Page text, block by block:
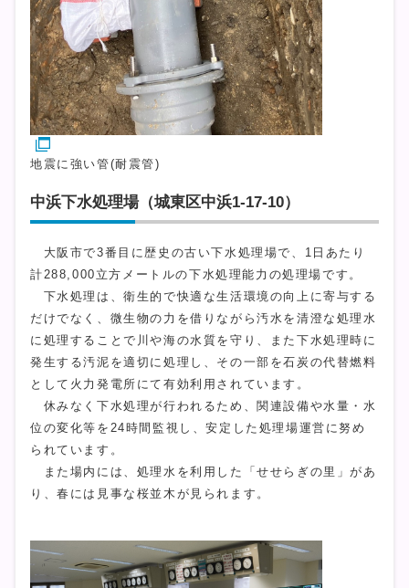
地震に強い管(耐震管)
中浜下水処理場（城東区中浜1-17-10）
大阪市で3番目に歴史の古い下水処理場で、1日あたり
計288,000立方メートルの下水処理能力の処理場です。
下水処理は、衛生的で快適な生活環境の向上に寄与する
だけでなく、微生物の力を借りながら汚水を清澄な処理水
に処理することで川や海の水質を守り、また下水処理時に
発生する汚泥を適切に処理し、その一部を石炭の代替燃料
として火力発電所にて有効利用されています。
休みなく下水処理が行われるため、関連設備や水量・水
位の変化等を24時間監視し、安定した処理場運営に努め
られています。
また場内には、処理水を利用した「せせらぎの里」があ
り、春には見事な桜並木が見られます。